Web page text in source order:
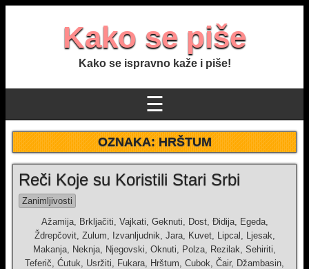
Kako se piše
Kako se ispravno kaže i piše!
☰
OZNAKA:HRŠTUM
Reči Koje su Koristili Stari Srbi
Zanimljivosti
Ažamija, Brkljačiti, Vajkati, Geknuti, Dost, Đidija, Egeda,
Ždrepčovit, Zulum, Izvanljudnik, Jara, Kuvet, Lipcal, Ljesak,
Makanja, Neknja, Njegovski, Oknuti, Polza, Rezilak, Sehiriti,
Teferič, Ćutuk, Usržiti, Fukara, Hrštum, Cubok, Čair, Džambasin,